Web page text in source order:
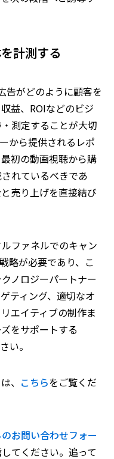
計測する
告がどのように顧客を
益、ROIなどのビジ
測定することが大切
から提供されるレポ
初の動画視聴から購
れているべきであ
売り上げを直接結び
ファネルでのキャン
略が必要であり、こ
ノロジーパートナー
ティング、適切なオ
エイティブの制作ま
をサポートする
い。
、 こちらをご覧くだ
お問い合わせフォー
てください。追って